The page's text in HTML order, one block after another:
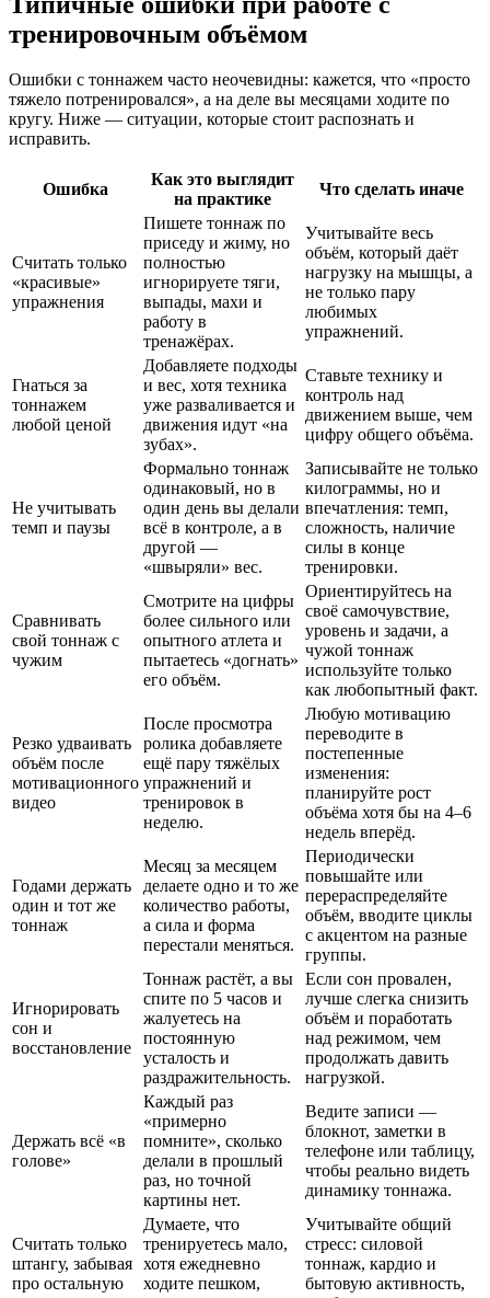
тренировочным объёмом
Ошибки с тоннажем часто неочевидны: кажется, что «просто
тяжело потренировался», а на деле вы месяцами ходите по
кругу. Ниже — ситуации, которые стоит распознать и
исправить.
Ошибка
Как это выглядит
на практике
Что сделать иначе
Считать только
«красивые»
упражнения
Пишете тоннаж по
приседу и жиму, но
полностью
игнорируете тяги,
выпады, махи и
работу в
тренажёрах.
Учитывайте весь
объём, который даёт
нагрузку на мышцы, а
не только пару
любимых
упражнений.
Гнаться за
тоннажем
любой ценой
Добавляете подходы
и вес, хотя техника
уже разваливается и
движения идут «на
зубах».
Ставьте технику и
контроль над
движением выше, чем
цифру общего объёма.
Не учитывать
темп и паузы
Формально тоннаж
одинаковый, но в
один день вы делали
всё в контроле, а в
другой —
«швыряли» вес.
Записывайте не только
килограммы, но и
впечатления: темп,
сложность, наличие
силы в конце
тренировки.
Сравнивать
свой тоннаж с
чужим
Смотрите на цифры
более сильного или
опытного атлета и
пытаетесь «догнать»
его объём.
Ориентируйтесь на
своё самочувствие,
уровень и задачи, а
чужой тоннаж
используйте только
как любопытный факт.
Резко удваивать
объём после
мотивационного
видео
После просмотра
ролика добавляете
ещё пару тяжёлых
упражнений и
тренировок в
неделю.
Любую мотивацию
переводите в
постепенные
изменения:
планируйте рост
объёма хотя бы на 4–6
недель вперёд.
Годами держать
один и тот же
тоннаж
Месяц за месяцем
делаете одно и то же
количество работы,
а сила и форма
перестали меняться.
Периодически
повышайте или
перераспределяйте
объём, вводите циклы
с акцентом на разные
группы.
Игнорировать
сон и
восстановление
Тоннаж растёт, а вы
спите по 5 часов и
жалуетесь на
постоянную
усталость и
раздражительность.
Если сон провален,
лучше слегка снизить
объём и поработать
над режимом, чем
продолжать давить
нагрузкой.
Держать всё «в
голове»
Каждый раз
«примерно
помните», сколько
делали в прошлый
раз, но точной
картины нет.
Ведите записи —
блокнот, заметки в
телефоне или таблицу,
чтобы реально видеть
динамику тоннажа.
Считать только
штангу, забывая
про остальную
Думаете, что
тренируетесь мало,
хотя ежедневно
ходите пешком,
Учитывайте общий
стресс: силовой
тоннаж, кардио и
бытовую активность,